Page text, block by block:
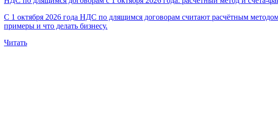
С 1 октября 2026 года НДС по длящимся договорам считают расчётным
примеры и что делать бизнесу.
Читать